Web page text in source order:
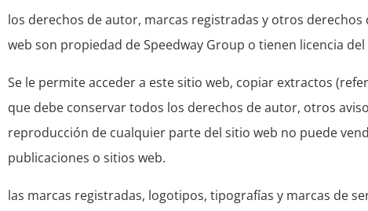
los derechos de autor, marcas registradas y otros
web son propiedad de Speedway Group o tienen licencia
Se le permite acceder a este sitio web, copiar extractos
que debe conservar todos los derechos de autor, otros
reproducción de cualquier parte del sitio web no puede
publicaciones o sitios web.
las marcas registradas, logotipos, tipografías y marcas de